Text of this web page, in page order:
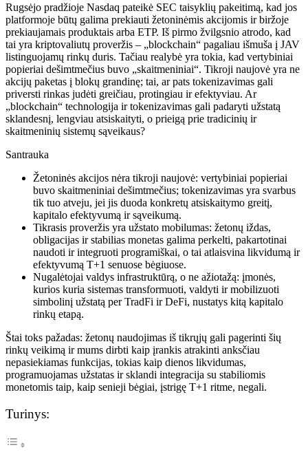
Rugsėjo pradžioje Nasdaq pateikė SEC taisyklių pakeitimą, kad jos
platformoje būtų galima prekiauti žetoninėmis akcijomis ir biržoje
prekiaujamais produktais arba ETP. Iš pirmo žvilgsnio atrodo, kad
tai yra kriptovaliutų proveržis – „blockchain“ pagaliau išmuša į JAV
listinguojamų rinkų duris. Tačiau realybė yra tokia, kad vertybiniai
popieriai dešimtmečius buvo „skaitmeniniai“. Tikroji naujovė yra ne
akcijų paketas į blokų grandinę; tai, ar pats tokenizavimas gali
priversti rinkas judėti greičiau, protingiau ir efektyviau. Ar
„blockchain“ technologija ir tokenizavimas gali padaryti užstatą
sklandesnį, lengviau atsiskaityti, o prieigą prie tradicinių ir
skaitmeninių sistemų sąveikaus?
Santrauka
Žetoninės akcijos nėra tikroji naujovė: vertybiniai popieriai
buvo skaitmeniniai dešimtmečius; tokenizavimas yra svarbus
tik tuo atveju, jei jis duoda konkretų atsiskaitymo greitį,
kapitalo efektyvumą ir sąveikumą.
Tikrasis proveržis yra užstato mobilumas: žetonų iždas,
obligacijas ir stabilias monetas galima perkelti, pakartotinai
naudoti ir integruoti programiškai, o tai atlaisvina likvidumą ir
efektyvumą T+1 senuose bėgiuose.
Nugalėtojai valdys infrastruktūrą, o ne ažiotažą: įmonės,
kurios kuria sistemas transformuoti, valdyti ir mobilizuoti
simbolinį užstatą per TradFi ir DeFi, nustatys kitą kapitalo
rinkų etapą.
Štai toks pažadas: žetonų naudojimas iš tikrųjų gali pagerinti šių
rinkų veikimą ir mums dirbti kaip įrankis atrakinti anksčiau
nepasiekiamas funkcijas, tokias kaip dienos likvidumas,
programuojamas užstatas ir sklandi integracija su stabiliomis
monetomis taip, kaip senieji bėgiai, įstrigę T+1 ritme, negali.
Turinys: